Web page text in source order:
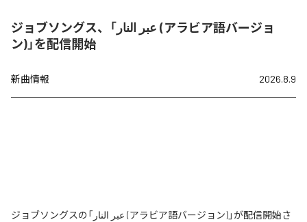
ジョブソングス、「عبر النار (アラビア語バージョ
ン)」を配信開始
新曲情報 2026.8.9
ジョブソングスの「عبر النار (アラビア語バージョン)」が配信開始さ